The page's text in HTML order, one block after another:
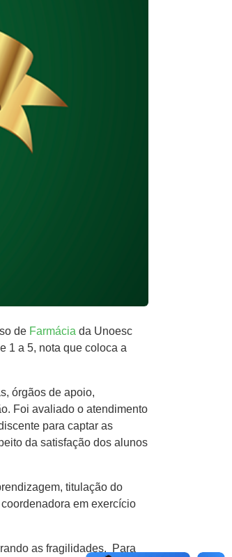
de Farmácia da Unoesc
1 a 5, nota que coloca a
órgãos de apoio,
Foi avaliado o atendimento
para captar as
da satisfação dos alunos
titulação do
em exercício
as fragilidades. Para